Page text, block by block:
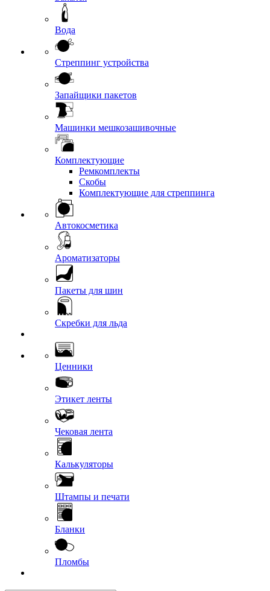
Вода
Стреппинг устройства
Запайщики пакетов
Машинки мешкозашивочные
Комплектующие
Ремкомплекты
Скобы
Комплектующие для стреппинга
Автокосметика
Ароматизаторы
Пакеты для шин
Скребки для льда
Ценники
Этикет ленты
Чековая лента
Калькуляторы
Штампы и печати
Бланки
Пломбы